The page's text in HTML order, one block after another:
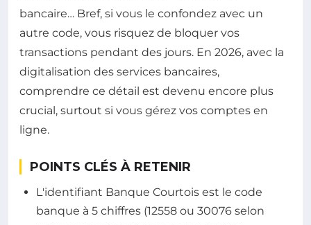
bancaire… Bref, si vous le confondez avec un
autre code, vous risquez de bloquer vos
transactions pendant des jours. En 2026, avec la
digitalisation des services bancaires,
comprendre ce détail est devenu encore plus
crucial, surtout si vous gérez vos comptes en
ligne.
POINTS CLÉS À RETENIR
L'identifiant Banque Courtois est le code
banque à 5 chiffres (12558 ou 30076 selon